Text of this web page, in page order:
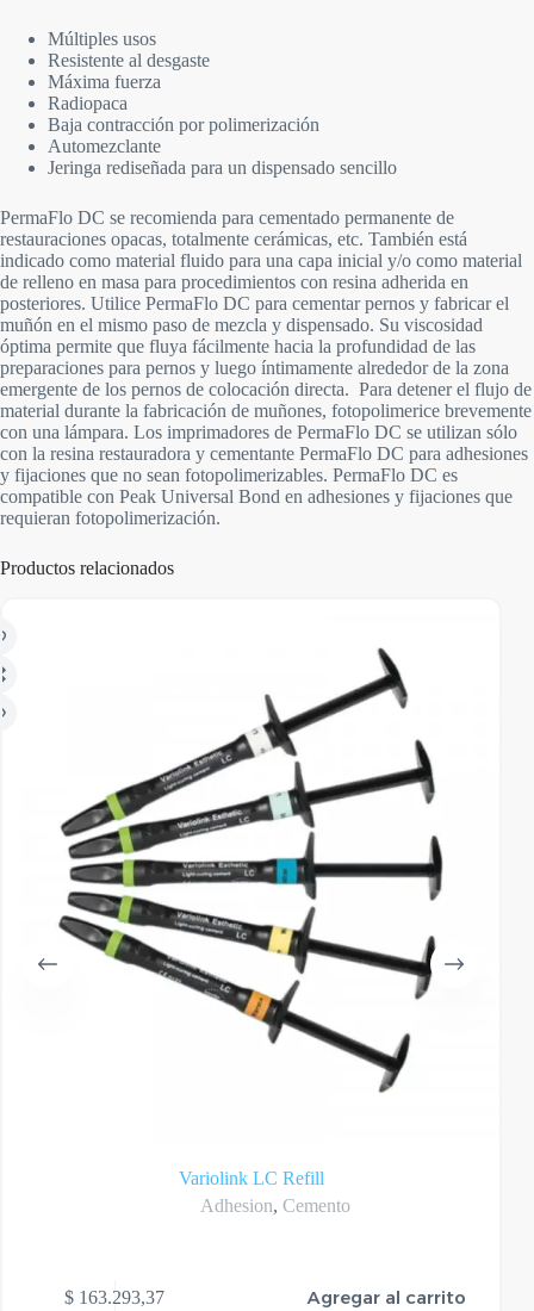
Múltiples usos
Resistente al desgaste
Máxima fuerza
Radiopaca
Baja contracción por polimerización
Automezclante
Jeringa rediseñada para un dispensado sencillo
PermaFlo DC se recomienda para cementado permanente de
restauraciones opacas, totalmente cerámicas, etc. También está
indicado como material fluido para una capa inicial y/o como material
de relleno en masa para procedimientos con resina adherida en
posteriores. Utilice PermaFlo DC para cementar pernos y fabricar el
muñón en el mismo paso de mezcla y dispensado. Su viscosidad
óptima permite que fluya fácilmente hacia la profundidad de las
preparaciones para pernos y luego íntimamente alrededor de la zona
emergente de los pernos de colocación directa. Para detener el flujo de
material durante la fabricación de muñones, fotopolimerice brevemente
con una lámpara. Los imprimadores de PermaFlo DC se utilizan sólo
con la resina restauradora y cementante PermaFlo DC para adhesiones
y fijaciones que no sean fotopolimerizables. PermaFlo DC es
compatible con Peak Universal Bond en adhesiones y fijaciones que
requieran fotopolimerización.
Productos relacionados
Variolink LC Refill
Adhesion, Cemento
$ 163.293,37 Agregar al carrito